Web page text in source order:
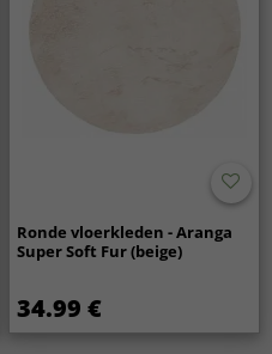
Ronde vloerkleden - Aranga
Super Soft Fur (beige)
34.99 €